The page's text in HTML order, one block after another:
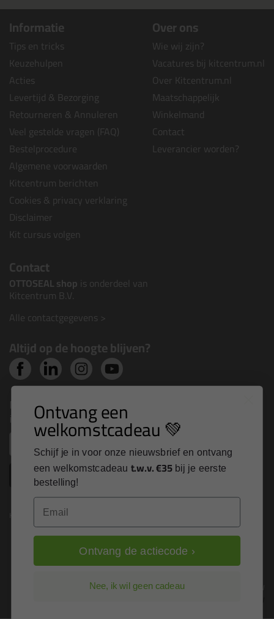
Informatie
Tips en tricks
Keuzehulpen
Acties
Levertijd & Bezorging
Retourneren & Annuleren
Veel gestelde vragen (FAQ)
Bestelprocedure
Algemene voorwaarden
Kitcentrum berichten
Cookies & privacy verklaring
Disclaimer
Kit cursus volgen
Over ons
Wie wij zijn?
Vacatures bij kitcentrum.nl
Over Kitcentrum.nl
Maatschappelijk
Winkelmand
Contact
Leverancier worden?
Contact
OTTOSEAL shop is onderdeel van
Kitcentrum B.V.
Alle contactgegevens >
Altijd op de hoogte blijven?
Nieuws, tips en exclusieve deals rechtstreeks in je
inbox
Inschrijven
Kitcentrum is trots op:
Alle prijzen zijn in EURO en excl. 21% BTW
Ontvang een
welkomstcadeau 💚
Schijf je in voor onze nieuwsbrief en ontvang
een welkomstcadeau t.w.v. €35 bij je eerste
bestelling!
Email
Ontvang de actiecode ›
Nee, ik wil geen cadeau